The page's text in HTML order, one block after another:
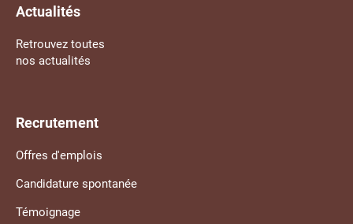
Actualités
Retrouvez toutes
nos actualités
Recrutement
Offres d'emplois
Candidature spontanée
Témoignage